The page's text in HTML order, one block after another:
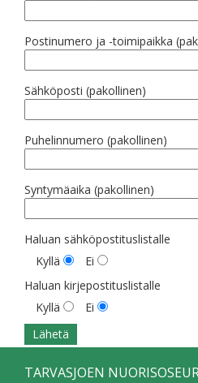
Postinumero ja -toimipaikka
Sähköposti (pakollinen)
Puhelinnumero (pakollinen)
Syntymäaika (pakollinen)
Haluan sähköpostituslistalle
Kyllä
Ei
Haluan kirjepostituslistalle
Kyllä
Ei
TARVASJOEN